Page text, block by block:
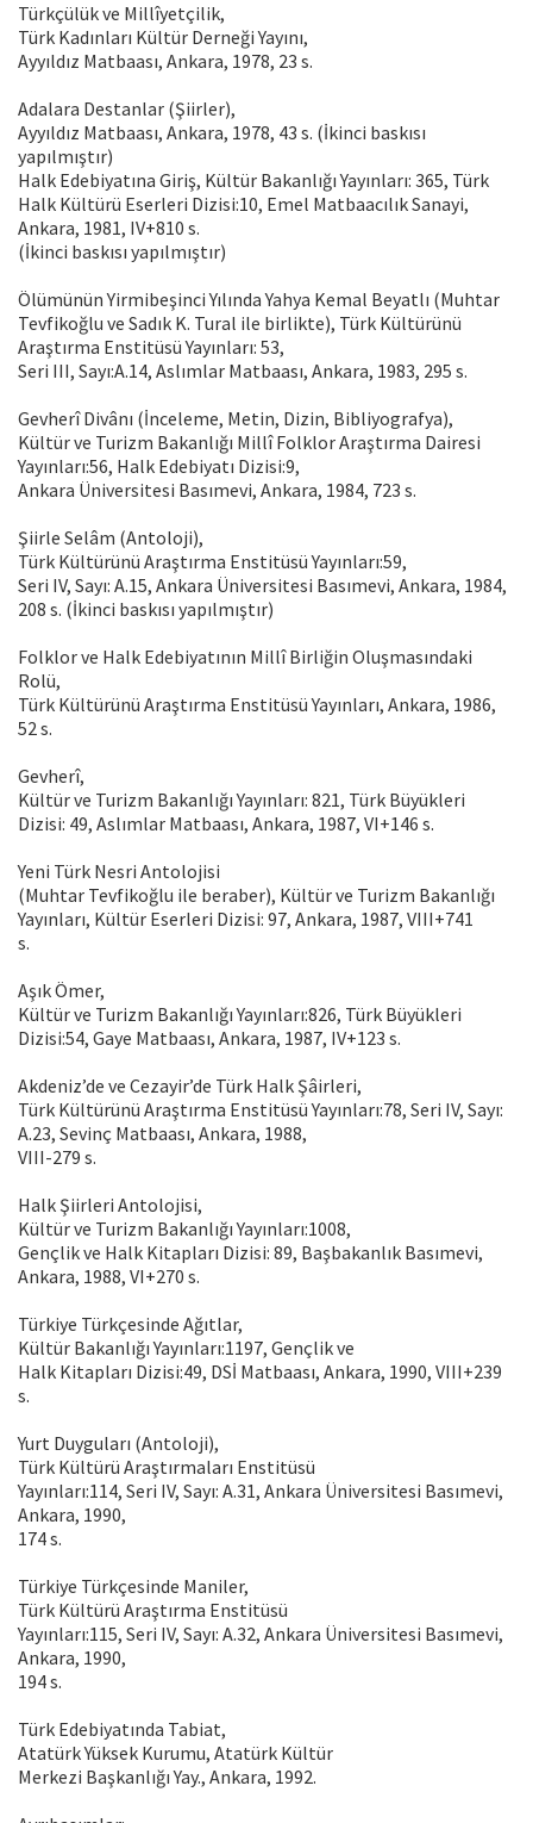
Türkçülük ve Millîyetçilik,
Türk Kadınları Kültür Derneği Yayını,
Ayyıldız Matbaası, Ankara, 1978, 23 s.
Adalara Destanlar (Şiirler),
Ayyıldız Matbaası, Ankara, 1978, 43 s. (İkinci baskısı
yapılmıştır)
Halk Edebiyatına Giriş, Kültür Bakanlığı Yayınları: 365, Türk
Halk Kültürü Eserleri Dizisi:10, Emel Matbaacılık Sanayi,
Ankara, 1981, IV+810 s.
(İkinci baskısı yapılmıştır)
Ölümünün Yirmibeşinci Yılında Yahya Kemal Beyatlı (Muhtar
Tevfikoğlu ve Sadık K. Tural ile birlikte), Türk Kültürünü
Araştırma Enstitüsü Yayınları: 53,
Seri III, Sayı:A.14, Aslımlar Matbaası, Ankara, 1983, 295 s.
Gevherî Divânı (İnceleme, Metin, Dizin, Bibliyografya),
Kültür ve Turizm Bakanlığı Millî Folklor Araştırma Dairesi
Yayınları:56, Halk Edebiyatı Dizisi:9,
Ankara Üniversitesi Basımevi, Ankara, 1984, 723 s.
Şiirle Selâm (Antoloji),
Türk Kültürünü Araştırma Enstitüsü Yayınları:59,
Seri IV, Sayı: A.15, Ankara Üniversitesi Basımevi, Ankara, 1984,
208 s. (İkinci baskısı yapılmıştır)
Folklor ve Halk Edebiyatının Millî Birliğin Oluşmasındaki
Rolü,
Türk Kültürünü Araştırma Enstitüsü Yayınları, Ankara, 1986,
52 s.
Gevherî,
Kültür ve Turizm Bakanlığı Yayınları: 821, Türk Büyükleri
Dizisi: 49, Aslımlar Matbaası, Ankara, 1987, VI+146 s.
Yeni Türk Nesri Antolojisi
(Muhtar Tevfikoğlu ile beraber), Kültür ve Turizm Bakanlığı
Yayınları, Kültür Eserleri Dizisi: 97, Ankara, 1987, VIII+741
s.
Aşık Ömer,
Kültür ve Turizm Bakanlığı Yayınları:826, Türk Büyükleri
Dizisi:54, Gaye Matbaası, Ankara, 1987, IV+123 s.
Akdeniz’de ve Cezayir’de Türk Halk Şâirleri,
Türk Kültürünü Araştırma Enstitüsü Yayınları:78, Seri IV, Sayı:
A.23, Sevinç Matbaası, Ankara, 1988,
VIII-279 s.
Halk Şiirleri Antolojisi,
Kültür ve Turizm Bakanlığı Yayınları:1008,
Gençlik ve Halk Kitapları Dizisi: 89, Başbakanlık Basımevi,
Ankara, 1988, VI+270 s.
Türkiye Türkçesinde Ağıtlar,
Kültür Bakanlığı Yayınları:1197, Gençlik ve
Halk Kitapları Dizisi:49, DSİ Matbaası, Ankara, 1990, VIII+239
s.
Yurt Duyguları (Antoloji),
Türk Kültürü Araştırmaları Enstitüsü
Yayınları:114, Seri IV, Sayı: A.31, Ankara Üniversitesi Basımevi,
Ankara, 1990,
174 s.
Türkiye Türkçesinde Maniler,
Türk Kültürü Araştırma Enstitüsü
Yayınları:115, Seri IV, Sayı: A.32, Ankara Üniversitesi Basımevi,
Ankara, 1990,
194 s.
Türk Edebiyatında Tabiat,
Atatürk Yüksek Kurumu, Atatürk Kültür
Merkezi Başkanlığı Yay., Ankara, 1992.